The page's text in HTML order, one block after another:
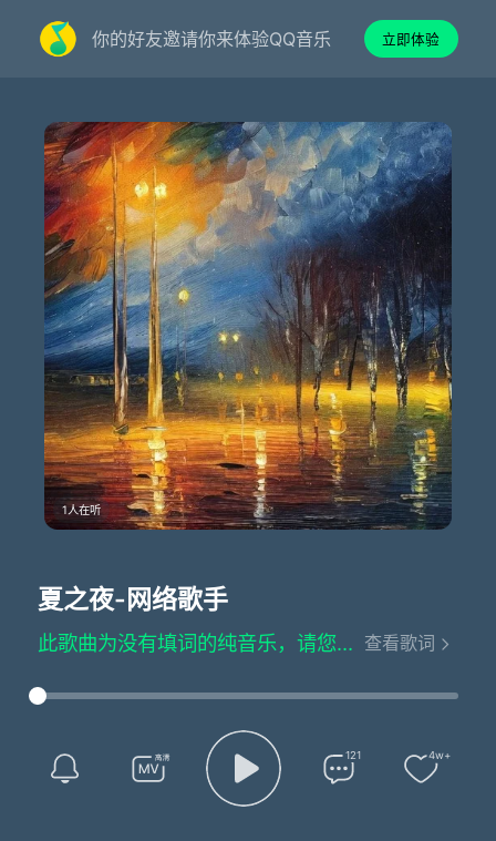
你的好友邀请你来体验QQ音乐 立即体验
1人在听
夏之夜-网络歌手
此歌曲为没有填词的纯音乐，请您欣赏 查看歌词
121 4w+